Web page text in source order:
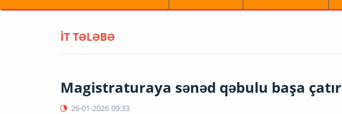
İT TƏLƏBƏ
Magistraturaya sənəd qəbulu başa çatır
26-01-2026 09:33